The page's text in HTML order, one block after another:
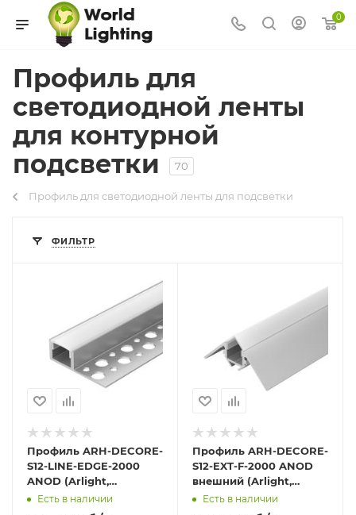
0
Профиль для
светодиодной ленты
для контурной
подсветки
70
Профиль для светодиодной ленты для подсветки
ФИЛЬТР
Профиль ARH-DECORE-
S12-LINE-EDGE-2000
ANOD (Arlight,
Алюминий)
Есть в наличии
Профиль ARH-DECORE-
S12-EXT-F-2000 ANOD
внешний (Arlight,
Алюминий)
Есть в наличии